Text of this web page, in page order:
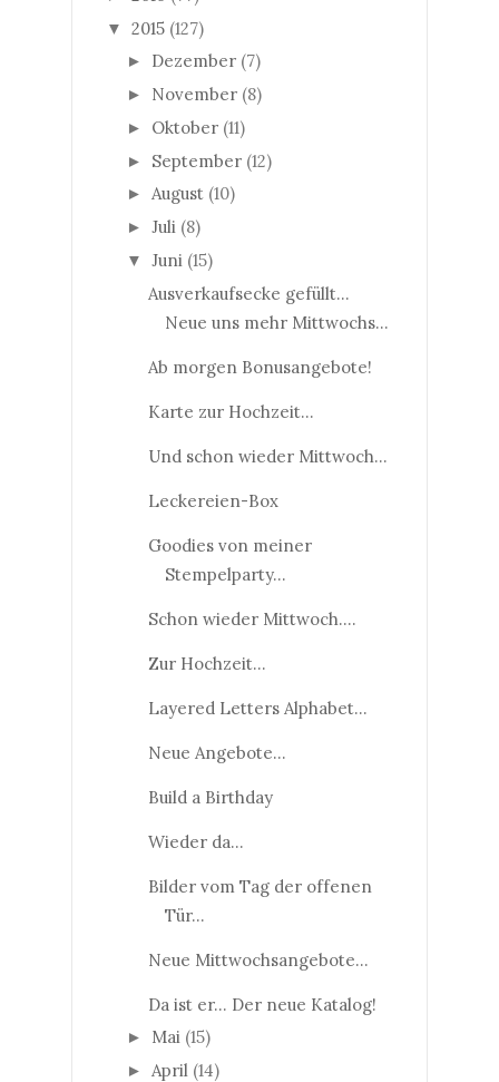
▼ 2015 (127)
► Dezember (7)
► November (8)
► Oktober (11)
► September (12)
► August (10)
► Juli (8)
▼ Juni (15)
Ausverkaufsecke gefüllt...
Neue uns mehr Mittwochs...
Ab morgen Bonusangebote!
Karte zur Hochzeit...
Und schon wieder Mittwoch...
Leckereien-Box
Goodies von meiner
Stempelparty...
Schon wieder Mittwoch....
Zur Hochzeit...
Layered Letters Alphabet...
Neue Angebote...
Build a Birthday
Wieder da...
Bilder vom Tag der offenen
Tür...
Neue Mittwochsangebote...
Da ist er... Der neue Katalog!
► Mai (15)
► April (14)